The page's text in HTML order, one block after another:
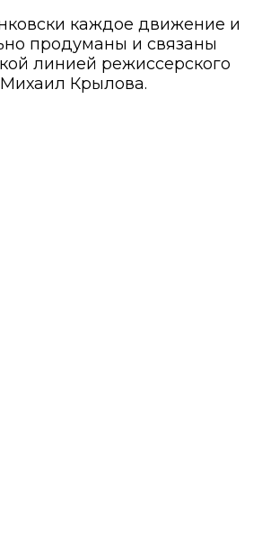
каждое движение и
продуманы и связаны
линией режиссерского
Крылова.